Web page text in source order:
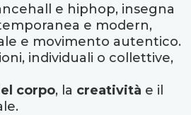
e hiphop, insegna
e modern,
e movimento autentico.
individuali o collettive,
corpo, la creatività e il